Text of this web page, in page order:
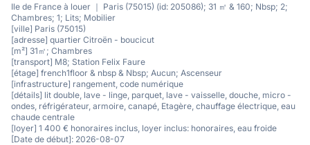
Ile de France à louer ｜ Paris (75015) (id: 205086); 31 ㎡ & 160; Nbsp; 2;
Chambres; 1; Lits; Mobilier
[ville] Paris (75015)
[adresse] quartier Citroën - boucicut
[m²] 31㎡; Chambres
[transport] M8; Station Felix Faure
[étage] french1floor & nbsp & Nbsp; Aucun; Ascenseur
[infrastructure] rangement, code numérique
[détails] lit double, lave - linge, parquet, lave - vaisselle, douche, micro -
ondes, réfrigérateur, armoire, canapé, Etagère, chauffage électrique, eau
chaude centrale
[loyer] 1 400 € honoraires inclus, loyer inclus: honoraires, eau froide
[Date de début]: 2026-08-07